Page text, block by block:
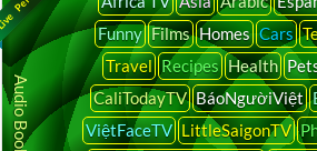
Funny Films Homes Cars
Travel Recipes Health
CaliTodayTV BáoNgườiViệt
ViệtFaceTV LittleSaigonTV